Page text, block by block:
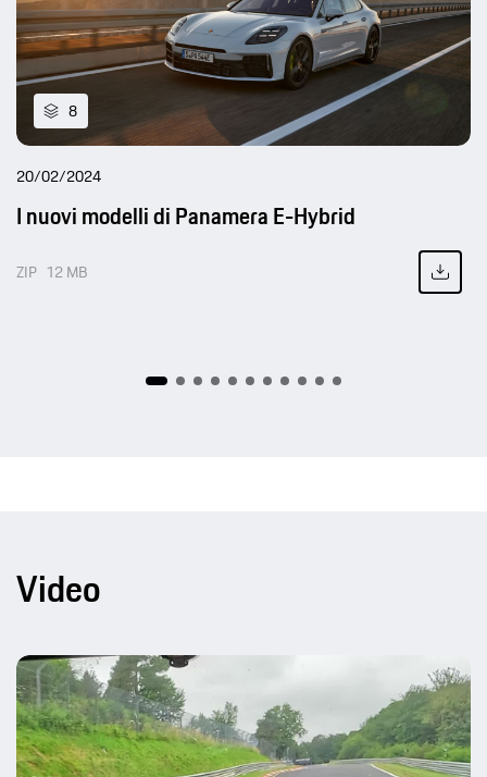
8
20/02/2024
I nuovi modelli di Panamera E-Hybrid
ZIP 12 MB
Video